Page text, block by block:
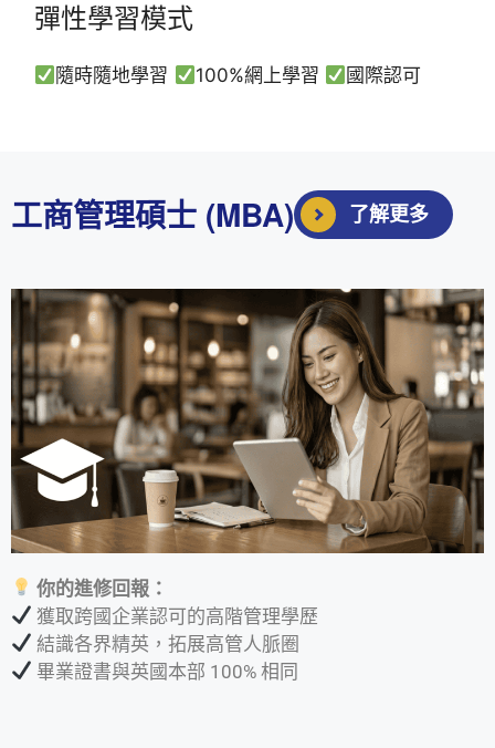
彈性學習模式
隨時隨地學習 100%網上學習 國際認可
工商管理碩士 (MBA) 了解更多
你的進修回報：
獲取跨國企業認可的高階管理學歷
結識各界精英，拓展高管人脈圈
畢業證書與英國本部 100% 相同